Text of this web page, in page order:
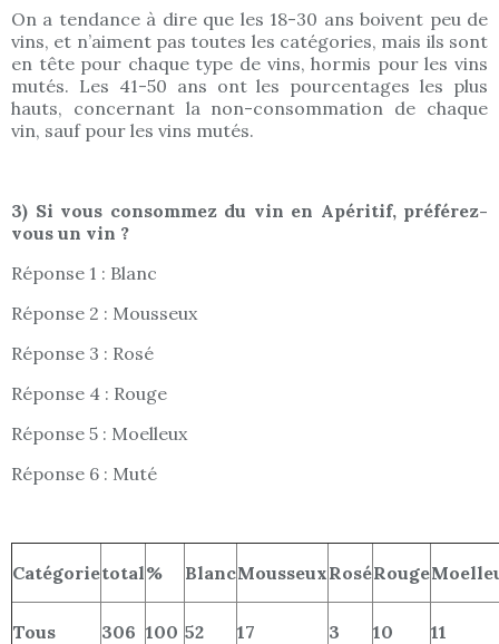
On a tendance à dire que les 18-30 ans boivent peu de
vins, et n’aiment pas toutes les catégories, mais ils sont
en tête pour chaque type de vins, hormis pour les vins
mutés. Les 41-50 ans ont les pourcentages les plus
hauts, concernant la non-consommation de chaque
vin, sauf pour les vins mutés.
3) Si vous consommez du vin en Apéritif, préférez-
vous un vin ?
Réponse 1 : Blanc
Réponse 2 : Mousseux
Réponse 3 : Rosé
Réponse 4 : Rouge
Réponse 5 : Moelleux
Réponse 6 : Muté
Catégorietotal% BlancMousseuxRoséRouge
Tous 306 100 52 17 3 10 11